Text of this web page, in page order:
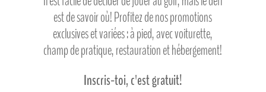
est de savoir où! Profitez de nos promotions
exclusives et variées : à pied, avec voiturette,
champ de pratique, restauration et hébergement!
Inscris-toi, c'est gratuit!